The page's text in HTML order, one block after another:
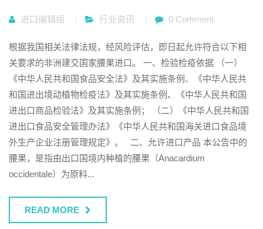
进口编辑组 行业资讯 0 Comment
根据我国相关法律法规，经风险评估，即日起允许符合以下相
关要求的非洲建交国家腰果进口。 一、检验检疫依据 （一）
《中华人民共和国食品安全法》及其实施条例、《中华人民共
和国进出境动植物检疫法》及其实施条例、《中华人民共和国
进出口商品检验法》及其实施条例； （二）《中华人民共和国
进出口食品安全管理办法》《中华人民共和国海关进口食品境
外生产企业注册管理规定》。 二、允许进口产品 本公告中的
腰果，是指由出口国境内种植的腰果（Anacardium
occidentale）为原料...
READ MORE